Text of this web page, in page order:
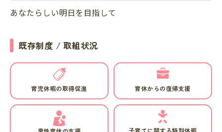
あなたらしい明日を目指して
既存制度 / 取組状況
育児休暇の取得促進 育休からの復帰支援